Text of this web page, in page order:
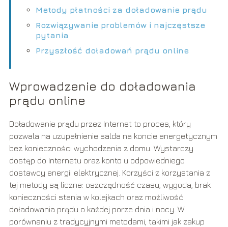
Metody płatności za doładowanie prądu
Rozwiązywanie problemów i najczęstsze
pytania
Przyszłość doładowań prądu online
Wprowadzenie do doładowania
prądu online
Doładowanie prądu przez Internet to proces, który
pozwala na uzupełnienie salda na koncie energetycznym
bez konieczności wychodzenia z domu. Wystarczy
dostęp do Internetu oraz konto u odpowiedniego
dostawcy energii elektrycznej. Korzyści z korzystania z
tej metody są liczne: oszczędność czasu, wygoda, brak
konieczności stania w kolejkach oraz możliwość
doładowania prądu o każdej porze dnia i nocy. W
porównaniu z tradycyjnymi metodami, takimi jak zakup